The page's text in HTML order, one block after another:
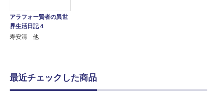
アラフォー賢者の異世
界生活日記 4
寿安清 他
最近チェックした商品